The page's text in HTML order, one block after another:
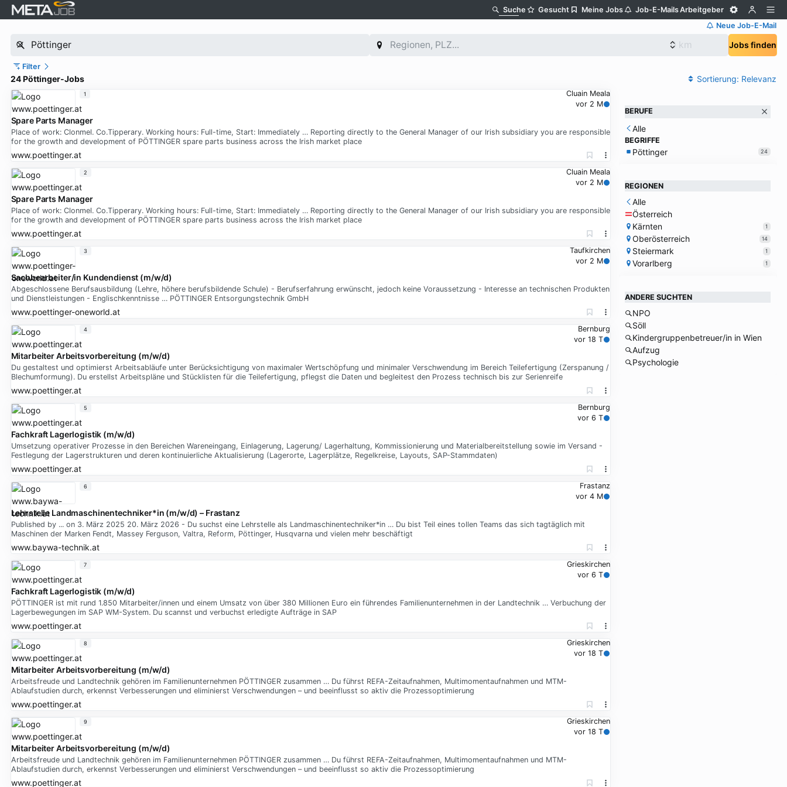
Suche Gesucht Meine Jobs Job-E-MailsArbeitgeber
Neue Job-E-Mail
Jobs finden
Filter
24 Pöttinger-Jobs Sortierung: Relevanz
Cluain Meala
vor 2 M
Spare Parts Manager
Place of work: Clonmel. Co.Tipperary. Working hours: Full-time, Start: Immediately … Reporting directly to the General Manager of our Irish subsidiary you are responsible
for the growth and development of PÖTTINGER spare parts business across the Irish market place
www.poettinger.at
1
Cluain Meala
vor 2 M
Spare Parts Manager
Place of work: Clonmel. Co.Tipperary. Working hours: Full-time, Start: Immediately … Reporting directly to the General Manager of our Irish subsidiary you are responsible
for the growth and development of PÖTTINGER spare parts business across the Irish market place
www.poettinger.at
2
Taufkirchen
vor 2 M
Sachbearbeiter/in Kundendienst (m/w/d)
Abgeschlossene Berufsausbildung (Lehre, höhere berufsbildende Schule) - Berufserfahrung erwünscht, jedoch keine Voraussetzung - Interesse an technischen Produkten
und Dienstleistungen - Englischkenntnisse … PÖTTINGER Entsorgungstechnik GmbH
www.poettinger-oneworld.at
3
Bernburg
vor 18 T
Mitarbeiter Arbeitsvorbereitung (m/w/d)
Du gestaltest und optimierst Arbeitsabläufe unter Berücksichtigung von maximaler Wertschöpfung und minimaler Verschwendung im Bereich Teilefertigung (Zerspanung /
Blechumformung). Du erstellst Arbeitspläne und Stücklisten für die Teilefertigung, pflegst die Daten und begleitest den Prozess technisch bis zur Serienreife
www.poettinger.at
4
Bernburg
vor 6 T
Fachkraft Lagerlogistik (m/w/d)
Umsetzung operativer Prozesse in den Bereichen Wareneingang, Einlagerung, Lagerung/ Lagerhaltung, Kommissionierung und Materialbereitstellung sowie im Versand -
Festlegung der Lagerstrukturen und deren kontinuierliche Aktualisierung (Lagerorte, Lagerplätze, Regelkreise, Layouts, SAP-Stammdaten)
www.poettinger.at
5
Frastanz
vor 4 M
Lehrstelle Landmaschinentechniker*in (m/w/d) – Frastanz
Published by ... on 3. März 2025 20. März 2026 - Du suchst eine Lehrstelle als Landmaschinentechniker*in … Du bist Teil eines tollen Teams das sich tagtäglich mit
Maschinen der Marken Fendt, Massey Ferguson, Valtra, Reform, Pöttinger, Husqvarna und vielen mehr beschäftigt
www.baywa-technik.at
6
Grieskirchen
vor 6 T
Fachkraft Lagerlogistik (m/w/d)
PÖTTINGER ist mit rund 1.850 Mitarbeiter/innen und einem Umsatz von über 380 Millionen Euro ein führendes Familienunternehmen in der Landtechnik … Verbuchung der
Lagerbewegungen im SAP WM-System. Du scannst und verbuchst erledigte Aufträge in SAP
www.poettinger.at
7
Grieskirchen
vor 18 T
Mitarbeiter Arbeitsvorbereitung (m/w/d)
Arbeitsfreude und Landtechnik gehören im Familienunternehmen PÖTTINGER zusammen … Du führst REFA-Zeitaufnahmen, Multimomentaufnahmen und MTM-
Ablaufstudien durch, erkennst Verbesserungen und eliminierst Verschwendungen – und beeinflusst so aktiv die Prozessoptimierung
www.poettinger.at
8
Grieskirchen
vor 18 T
Mitarbeiter Arbeitsvorbereitung (m/w/d)
Arbeitsfreude und Landtechnik gehören im Familienunternehmen PÖTTINGER zusammen … Du führst REFA-Zeitaufnahmen, Multimomentaufnahmen und MTM-
Ablaufstudien durch, erkennst Verbesserungen und eliminierst Verschwendungen – und beeinflusst so aktiv die Prozessoptimierung
www.poettinger.at
9
BERUFE
Alle
BEGRIFFE
Pöttinger 24
REGIONEN
Alle
Österreich
Kärnten
1
Oberösterreich 14
Steiermark 1
Vorarlberg 1
ANDERE SUCHTEN
NPO
Söll
Kindergruppenbetreuer/in in Wien
Aufzug
Psychologie